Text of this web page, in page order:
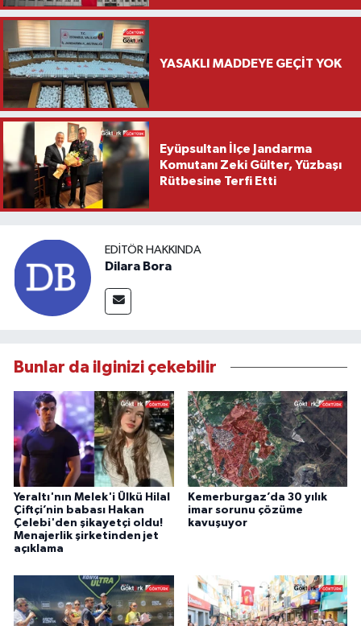
YASAKLI MADDEYE GEÇİT YOK
Eyüpsultan İlçe Jandarma
Komutanı Zeki Gülter, Yüzbaşı
Rütbesine Terfi Etti
EDITÖR HAKKINDA
Dilara Bora
Bunlar da ilginizi çekebilir
Yeraltı'nın Melek'i Ülkü Hilal
Çiftçi’nin babası Hakan
Çelebi'den şikayetçi oldu!
Menajerlik şirketinden jet
açıklama
Kemerburgaz’da 30 yılık
imar sorunu çözüme
kavuşuyor